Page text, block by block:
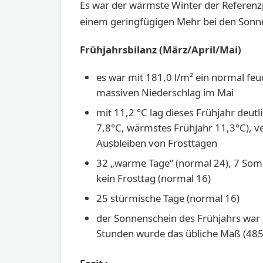
Es war der wärmste Winter der
einem geringfügigen Mehr bei den
Frühjahrsbilanz (März/April/Mai)
es war mit 181,0 l/m² ein normal
massiven Niederschlag im Mai
mit 11,2 °C lag dieses Frühjahr
7,8°C, wärmstes Frühjahr 11,3°C),
Ausbleiben von Frosttagen
32 „warme Tage“ (normal 24), 7
kein Frosttag (normal 16)
25 stürmische Tage (normal 16)
der Sonnenschein des Frühjahrs
Stunden wurde das übliche Maß